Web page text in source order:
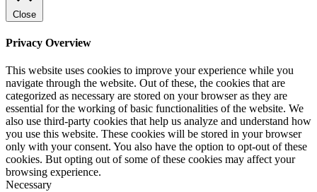
Close
Privacy Overview
This website uses cookies to improve your experience while you
navigate through the website. Out of these, the cookies that are
categorized as necessary are stored on your browser as they are
essential for the working of basic functionalities of the website. We
also use third-party cookies that help us analyze and understand how
you use this website. These cookies will be stored in your browser
only with your consent. You also have the option to opt-out of these
cookies. But opting out of some of these cookies may affect your
browsing experience.
Necessary